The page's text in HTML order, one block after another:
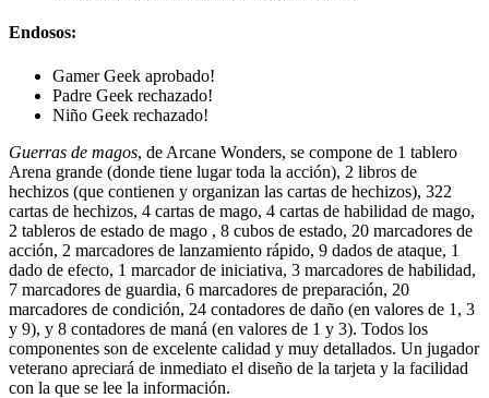
Endosos:
Gamer Geek aprobado!
Padre Geek rechazado!
Niño Geek rechazado!
Guerras de magos, de Arcane Wonders, se compone de 1 tablero
Arena grande (donde tiene lugar toda la acción), 2 libros de
hechizos (que contienen y organizan las cartas de hechizos), 322
cartas de hechizos, 4 cartas de mago, 4 cartas de habilidad de mago,
2 tableros de estado de mago , 8 cubos de estado, 20 marcadores de
acción, 2 marcadores de lanzamiento rápido, 9 dados de ataque, 1
dado de efecto, 1 marcador de iniciativa, 3 marcadores de habilidad,
7 marcadores de guardia, 6 marcadores de preparación, 20
marcadores de condición, 24 contadores de daño (en valores de 1, 3
y 9), y 8 contadores de maná (en valores de 1 y 3). Todos los
componentes son de excelente calidad y muy detallados. Un jugador
veterano apreciará de inmediato el diseño de la tarjeta y la facilidad
con la que se lee la información.